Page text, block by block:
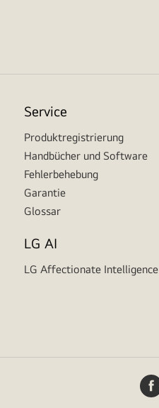
Service
Produktregistrierung
Handbücher und Software
Fehlerbehebung
Garantie
Glossar
LG AI
LG Affectionate Intelligence